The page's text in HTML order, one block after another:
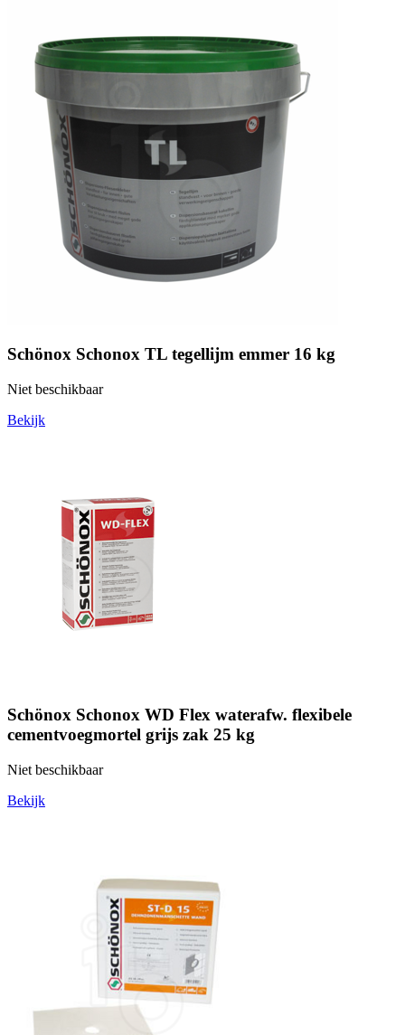
Schönox Schonox TL tegellijm emmer 16 kg
Niet beschikbaar
Bekijk
Schönox Schonox WD Flex waterafw. flexibele
cementvoegmortel grijs zak 25 kg
Niet beschikbaar
Bekijk